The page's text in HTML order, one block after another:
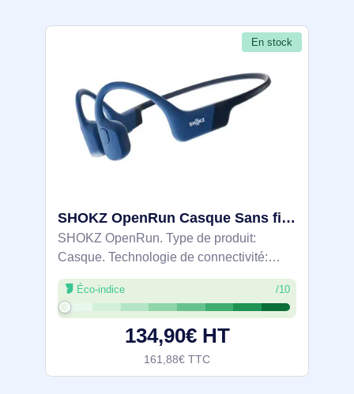
En stock
SHOKZ OpenRun Casque Sans fil Minerve Sports Bluetooth Bleu - S805-ST-BL
SHOKZ OpenRun. Type de produit:
Casque. Technologie de connectivité:
Sans fil, Bluetooth. Utilisation
recommandée: Sports. Fréquence des
écouteurs: 20 - 20000 Hz. Portée du
routeur sans fil: 33 m.
Éco-indice /10
134,90€ HT
161,88€ TTC